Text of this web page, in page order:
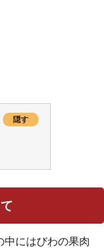
隠す
中にはびわの果肉